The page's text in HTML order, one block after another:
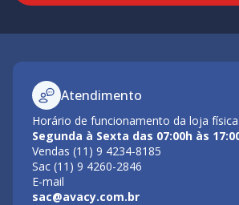
Atendimento
Horário de funcionamento da loja física
Segunda à Sexta das 07:00h às
Vendas (11) 9 4234-8185
Sac (11) 9 4260-2846
E-mail
sac@avacy.com.br